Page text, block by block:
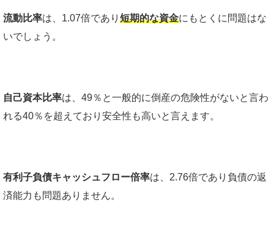
流動比率は、1.07倍であり 短期的な資金にもとくに問題はな
いでしょう。
自己資本比率は、49％と一般的に倒産の危険性がないと言わ
れる40％を超えており安全性も高いと言えます。
有利子負債キャッシュフロー倍率は、2.76倍であり負債の返
済能力も問題ありません。